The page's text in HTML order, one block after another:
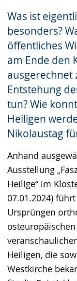
Was ist
besonders?
öffentliches
am Ende den
ausgerechnet
Entstehung
tun? Wie
Heiligen
Nikolaustag
Anhand
Ausstellung
Heilige“ im
07.01.2024)
Ursprüngen
Heiligen, die
Westkirche
wird
angezeigt.